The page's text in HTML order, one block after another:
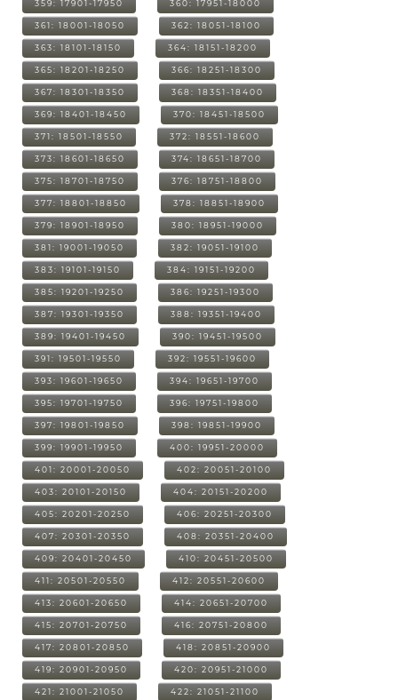
359: 17901-17950 360: 17951-18000
361: 18001-18050 362: 18051-18100
363: 18101-18150 364: 18151-18200
365: 18201-18250 366: 18251-18300
367: 18301-18350 368: 18351-18400
369: 18401-18450 370: 18451-18500
371: 18501-18550 372: 18551-18600
373: 18601-18650 374: 18651-18700
375: 18701-18750 376: 18751-18800
377: 18801-18850 378: 18851-18900
379: 18901-18950 380: 18951-19000
381: 19001-19050 382: 19051-19100
383: 19101-19150 384: 19151-19200
385: 19201-19250 386: 19251-19300
387: 19301-19350 388: 19351-19400
389: 19401-19450 390: 19451-19500
391: 19501-19550 392: 19551-19600
393: 19601-19650 394: 19651-19700
395: 19701-19750 396: 19751-19800
397: 19801-19850 398: 19851-19900
399: 19901-19950 400: 19951-20000
401: 20001-20050 402: 20051-20100
403: 20101-20150 404: 20151-20200
405: 20201-20250 406: 20251-20300
407: 20301-20350 408: 20351-20400
409: 20401-20450 410: 20451-20500
411: 20501-20550 412: 20551-20600
413: 20601-20650 414: 20651-20700
415: 20701-20750 416: 20751-20800
417: 20801-20850 418: 20851-20900
419: 20901-20950 420: 20951-21000
421: 21001-21050 422: 21051-21100